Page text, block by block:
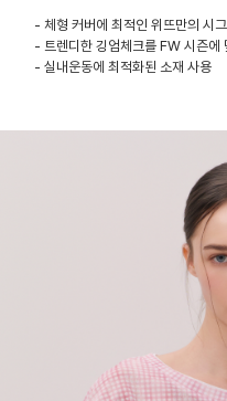
- 체형 커버에 최적인 위뜨만의 시
- 트렌디한 깅엄체크를 FW 시즌에
- 실내운동에 최적화된 소재 사용